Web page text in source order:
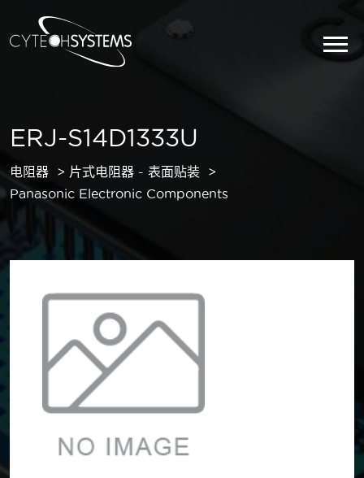
ERJ-S14D1333U
电阻器
片式电阻器 - 表面贴装
Panasonic Electronic Components